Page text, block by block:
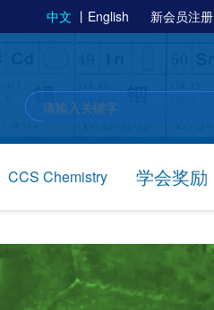
中文 丨 English 新会员注册
CCS Chemistry 学会奖励